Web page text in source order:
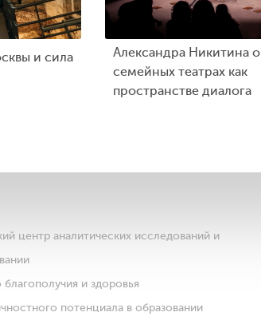
и сила
Александра Никитина о
семейных театрах как
пространстве диалога
центр аналитических исследований и
и здоровья
потенциала в образовании